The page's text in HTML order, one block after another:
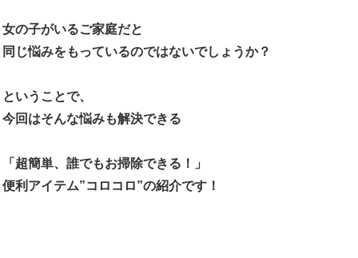
女の子がいるご家庭だと
同じ悩みをもっているのではないでしょうか？
ということで、
今回はそんな悩みも解決できる
「超簡単、誰でもお掃除できる！」
便利アイテム”コロコロ”の紹介です！